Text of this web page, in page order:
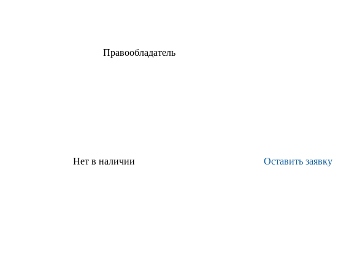
Правообладатель
Оставить заявку
Нет в наличии